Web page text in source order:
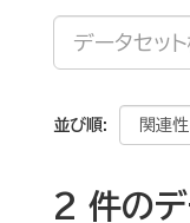
並び順
2 件のデ